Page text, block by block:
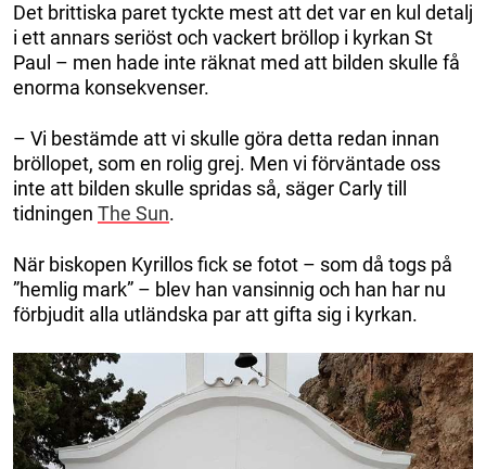
Det brittiska paret tyckte mest att det var en kul detalj
i ett annars seriöst och vackert bröllop i kyrkan St
Paul – men hade inte räknat med att bilden skulle få
enorma konsekvenser.
– Vi bestämde att vi skulle göra detta redan innan
bröllopet, som en rolig grej. Men vi förväntade oss
inte att bilden skulle spridas så, säger Carly till
tidningen The Sun.
När biskopen Kyrillos fick se fotot – som då togs på
”hemlig mark” – blev han vansinnig och han har nu
förbjudit alla utländska par att gifta sig i kyrkan.